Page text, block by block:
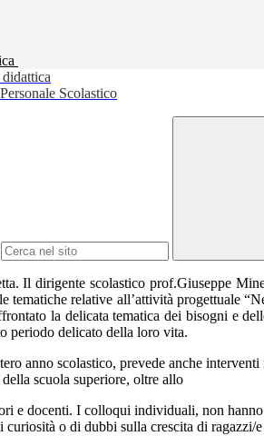
Scolastico
Il dirigente scolastico prof.Giuseppe
tematiche relative all’attività progettuale
la delicata tematica dei bisogni e
periodo delicato della loro vita.
anno scolastico, prevede anche
scuola superiore, oltre allo
e docenti. I colloqui individuali, non
o di dubbi sulla crescita di ragazzi/e